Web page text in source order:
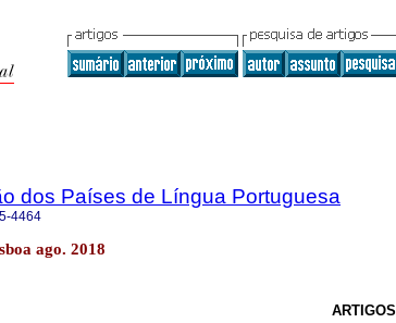
dos Países de Língua Portuguesa
4464
ago. 2018
ARTIGOS